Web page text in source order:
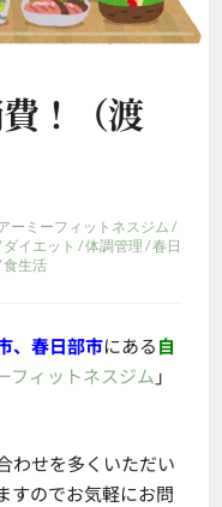
！（渡
ーミーフィットネスジム /
ダイエット /体調管理 /春日
食生活
、春日部市にある自
フィットネスジム 」
わせを多くいただい
すのでお気軽にお問